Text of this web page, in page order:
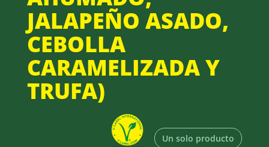
JALAPEÑO ASADO,
CEBOLLA
CARAMELIZADA Y
TRUFA)
Un solo producto